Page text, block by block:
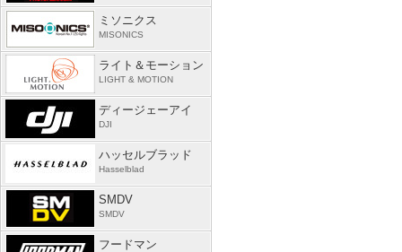
ミソニクス
MISONICS
ライト＆モーション
LIGHT & MOTION
ディージェーアイ
DJI
ハッセルブラッド
Hasselblad
SMDV
SMDV
フードマン